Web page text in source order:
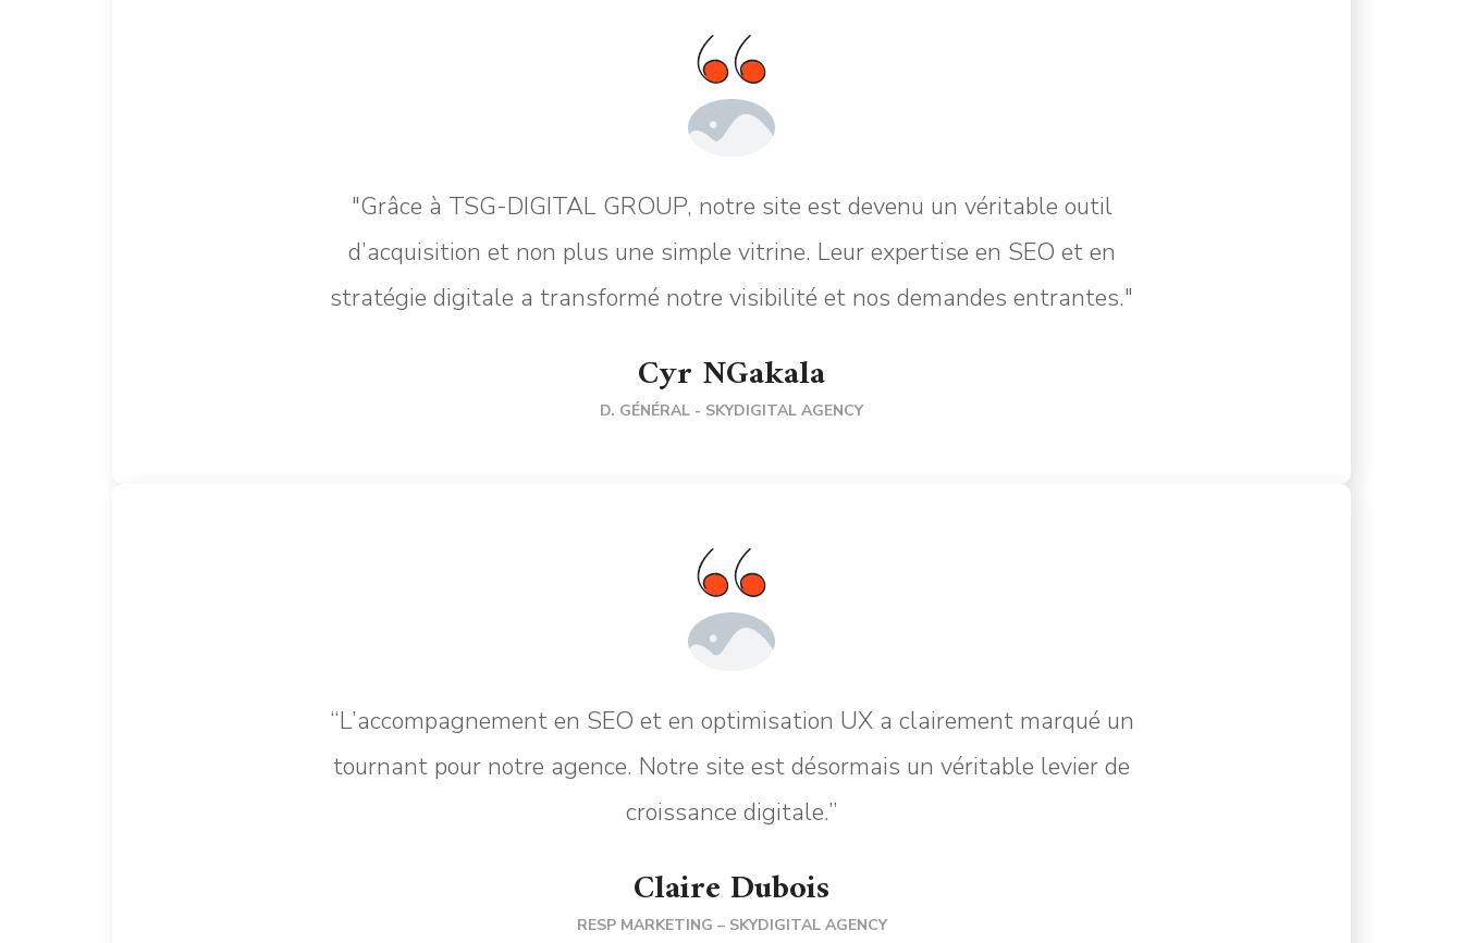
"Grâce à TSG-DIGITAL GROUP, notre site est devenu un véritable outil
d’acquisition et non plus une simple vitrine. Leur expertise en SEO et en
stratégie digitale a transformé notre visibilité et nos demandes entrantes."
Cyr NGakala
D. GÉNÉRAL - SKYDIGITAL AGENCY
“L’accompagnement en SEO et en optimisation UX a clairement marqué un
tournant pour notre agence. Notre site est désormais un véritable levier de
croissance digitale.”
Claire Dubois
RESP MARKETING – SKYDIGITAL AGENCY